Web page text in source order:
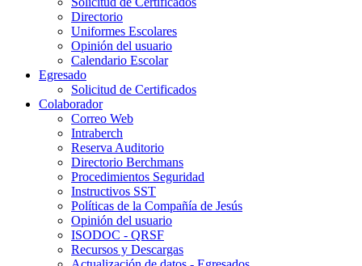
Directorio
Uniformes Escolares
Opinión del usuario
Calendario Escolar
Egresado
Solicitud de Certificados
Colaborador
Correo Web
Intraberch
Reserva Auditorio
Directorio Berchmans
Procedimientos Seguridad
Instructivos SST
Políticas de la Compañía de Jesús
Opinión del usuario
ISODOC - QRSF
Recursos y Descargas